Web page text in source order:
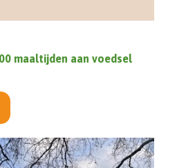
maaltijden aan voedsel